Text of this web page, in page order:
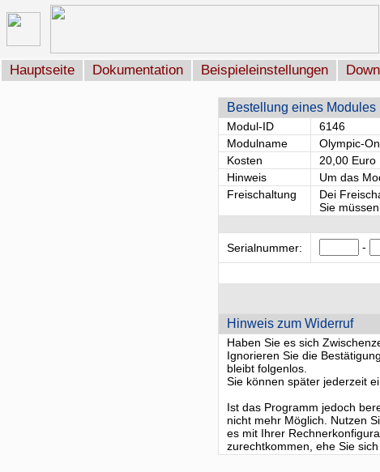
Hauptseite Dokumentation Beispieleinstellungen
Bestellung eines Modules
Modul-ID
6146
Modulname
Olympic-
Kosten
20,00 Euro
Hinweis
Um das
Freischaltung
Dei
Sie
Serialnummer: -
Hinweis zum Widerruf
Haben Sie es sich
Ignorieren Sie die
bleibt folgenlos.
Sie können später jederzeit
Ist das Programm jedoch
nicht mehr Möglich. Nutzen
es mit Ihrer
zurechtkommen, ehe Sie